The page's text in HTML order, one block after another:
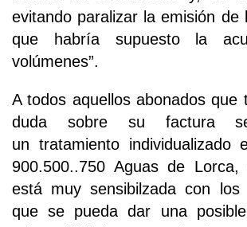
evitando paralizar la emisión de
que habría supuesto la
volúmenes”.
A todos aquellos abonados que
duda sobre su factura
un tratamiento individualizado
900.500..750 Aguas de Lorca,
está muy sensibilzada con
que se pueda dar una